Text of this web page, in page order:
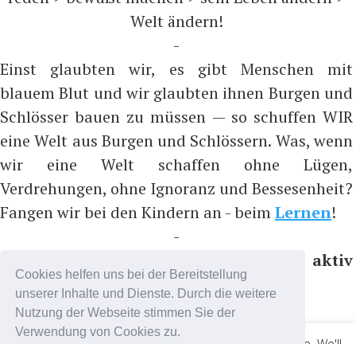
Cookies helfen uns bei der Bereitstellung
unserer Inhalte und Dienste. Durch die weitere
Nutzung der Webseite stimmen Sie der
Verwendung von Cookies zu.
Welt ändern!
-
Einst glaubten wir, es gibt Menschen mit
blauem Blut und wir glaubten ihnen Burgen und
Schlösser bauen zu müssen — so schuffen WIR
eine Welt aus Burgen und Schlössern. Was, wenn
wir eine Welt schaffen ohne Lügen,
Verdrehungen, ohne Ignoranz und Bessesenheit?
Fangen wir bei den Kindern an - beimLernen!
-
Bitte nicht folgen, sondern aktiv
teilnehmen, z.B. auf ...
https://t.me/coronadatencheck
(Nachrichtenkanal)